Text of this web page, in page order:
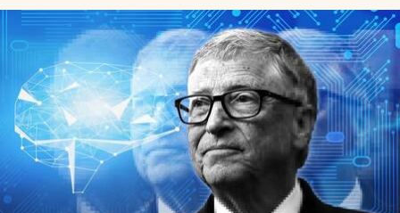
Espiritualidad
Mediakit
abre en nueva pestaña
México